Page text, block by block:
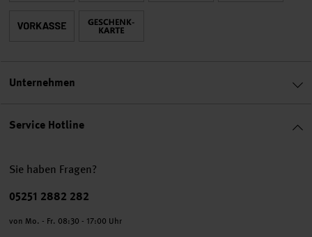
Service Hotline
Sie haben Fragen?
Telefonnummer
05251 2882 282
von Mo. - Fr. 08:30 - 17:00 Uhr
Unternehmen